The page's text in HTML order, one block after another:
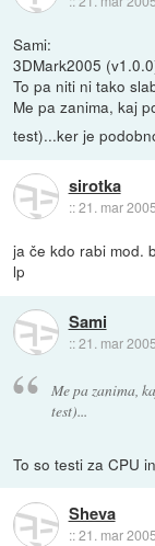
Sami:
3DMark2005
To pa niti ni tako
Me pa zanima, kaj
test)...ker je
sirotka
::21. mar
ja če kdo rabi mod.
lp
Sami
::21. mar
Me pa zanima,
test)...
To so testi za CPU
Sheva
::21. mar